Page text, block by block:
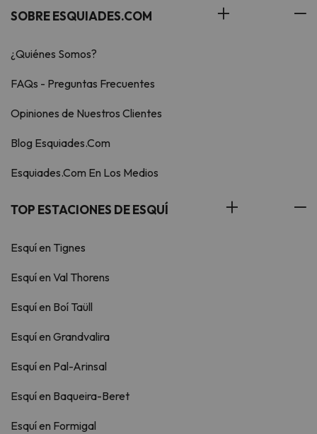
SOBRE ESQUIADES.COM
¿Quiénes Somos?
FAQs - Preguntas Frecuentes
Opiniones de Nuestros Clientes
Blog Esquiades.Com
Esquiades.Com En Los Medios
TOP ESTACIONES DE ESQUÍ
Esquí en Tignes
Esquí en Val Thorens
Esquí en Boí Taüll
Esquí en Grandvalira
Esquí en Pal-Arinsal
Esquí en Baqueira-Beret
Esquí en Formigal